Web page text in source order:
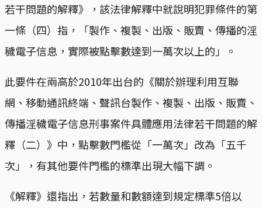
若干問題的解釋》，該法律解釋中就說明犯罪條件的第
一條（四）指，「製作、複製、出版、販賣、傳播的淫
穢電子信息，實際被點擊數達到一萬次以上的」。
此要件在兩高於2010年出台的《關於辦理利用互聯
網、移動通訊終端、聲訊台製作、複製、出版、販賣、
傳播淫穢電子信息刑事案件具體應用法律若干問題的解
釋（二）》中，點擊數門檻從「一萬次」改為「五千
次」，有其他要件門檻的標準出現大幅下調。
《解釋》還指出，若數量和數額達到規定標準5倍以